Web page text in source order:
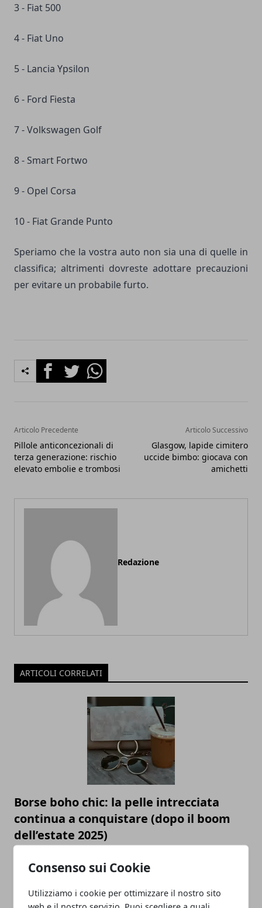
Consenso sui Cookie
Utilizziamo i cookie per ottimizzare il nostro sito
3 - Fiat 500
4 - Fiat Uno
5 - Lancia Ypsilon
6 - Ford Fiesta
7 - Volkswagen Golf
8 - Smart Fortwo
9 - Opel Corsa
10 - Fiat Grande Punto
Speriamo che la vostra auto non sia una di quelle in
classifica; altrimenti dovreste adottare precauzioni
per evitare un probabile furto.
FacebookTwitterWhatsapp
Articolo Precedente
Pillole anticoncezionali di
terza generazione: rischio
elevato embolie e trombosi
Articolo Successivo
Glasgow, lapide cimitero
uccide bimbo: giocava con
amichetti
Redazione
ARTICOLI CORRELATI
Borse boho chic: la pelle intrecciata
continua a conquistare (dopo il boom
dell’estate 2025)